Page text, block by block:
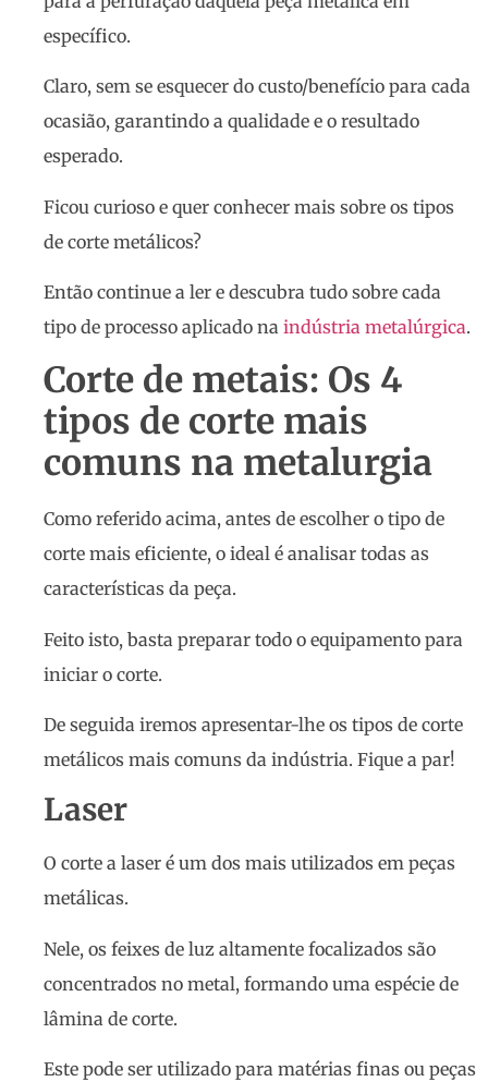
específico.
Claro, sem se esquecer do custo/benefício para cada
ocasião, garantindo a qualidade e o resultado
esperado.
Ficou curioso e quer conhecer mais sobre os tipos
de corte metálicos?
Então continue a ler e descubra tudo sobre cada
tipo de processo aplicado na indústria metalúrgica.
Corte de metais: Os 4
tipos de corte mais
comuns na metalurgia
Como referido acima, antes de escolher o tipo de
corte mais eficiente, o ideal é analisar todas as
características da peça.
Feito isto, basta preparar todo o equipamento para
iniciar o corte.
De seguida iremos apresentar-lhe os tipos de corte
metálicos mais comuns da indústria. Fique a par!
Laser
O corte a laser é um dos mais utilizados em peças
metálicas.
Nele, os feixes de luz altamente focalizados são
concentrados no metal, formando uma espécie de
lâmina de corte.
Este pode ser utilizado para matérias finas ou peças